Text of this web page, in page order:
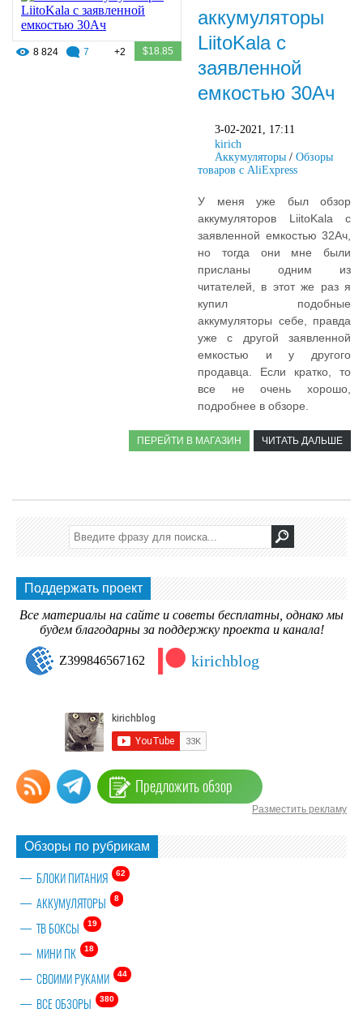
8 824 7 +2 $18.85
аккумуляторы
LiitoKala с
заявленной
емкостью 30Ач
3-02-2021, 17:11
kirich
Аккумуляторы / Обзоры
товаров с AliExpress
У меня уже был обзор
аккумуляторов LiitoKala с
заявленной емкостью 32Ач,
но тогда они мне были
присланы одним из
читателей, в этот же раз я
купил подобные
аккумуляторы себе, правда
уже с другой заявленной
емкостью и у другого
продавца. Если кратко, то
все не очень хорошо,
подробнее в обзоре.
ПЕРЕЙТИ В МАГАЗИН ЧИТАТЬ ДАЛЬШЕ
Поддержать проект
Все материалы на сайте и советы бесплатны, однако мы
будем благодарны за поддержку проекта и канала!
Z399846567162 kirichblog
Предложить обзор
Разместить рекламу
Обзоры по рубрикам
62
БЛОКИ ПИТАНИЯ
8
АККУМУЛЯТОРЫ
19
ТВ БОКСЫ
18
МИНИ ПК
44
СВОИМИ РУКАМИ
380
ВСЕ ОБЗОРЫ